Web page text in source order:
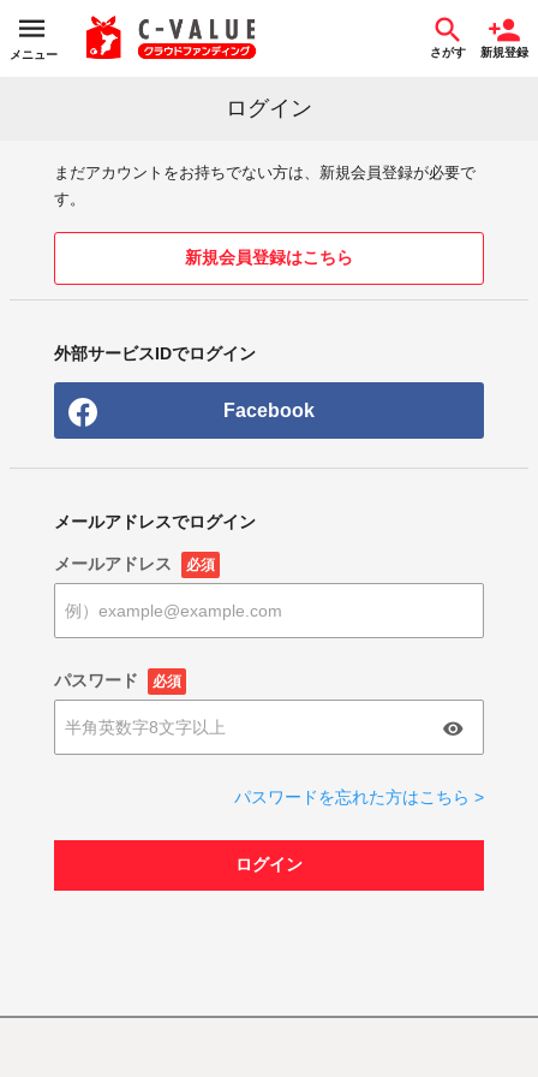
メニュー さがす 新規登録
ログイン
まだアカウントをお持ちでない方は、新規会員登録が必要で
す。
新規会員登録はこちら
外部サービスIDでログイン
Facebook
メールアドレスでログイン
メールアドレス 必須
パスワード 必須
パスワードを忘れた方はこちら >
ログイン